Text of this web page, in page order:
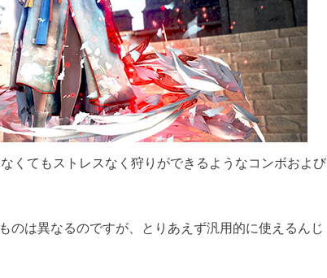
くてもストレスなく狩りができるようなコンボおよび
のは異なるのですが、とりあえず汎用的に使えるんじ